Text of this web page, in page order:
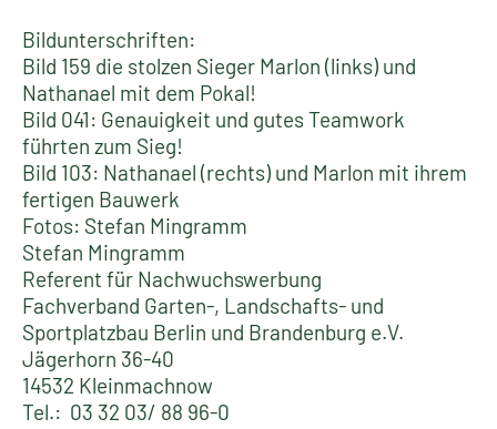
Bildunterschriften:
Bild 159 die stolzen Sieger Marlon (links) und
Nathanael mit dem Pokal!
Bild 041: Genauigkeit und gutes Teamwork
führten zum Sieg!
Bild 103: Nathanael (rechts) und Marlon mit ihrem
fertigen Bauwerk
Fotos: Stefan Mingramm
Stefan Mingramm
Referent für Nachwuchswerbung
Fachverband Garten-, Landschafts- und
Sportplatzbau Berlin und Brandenburg e.V.
Jägerhorn 36-40
14532 Kleinmachnow
Tel.: 03 32 03/ 88 96-0